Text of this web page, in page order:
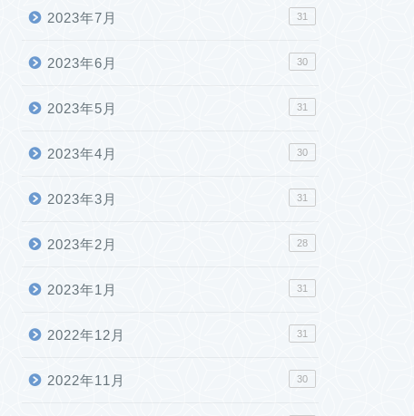
GMP ライブラリをソースコード
Visual Studio Code 周りを整理
2023年7月 31
2023年6月 30
2023年5月 31
2023年4月 30
2023年3月 31
2023年2月 28
2023年1月 31
2022年12月 31
2022年11月 30